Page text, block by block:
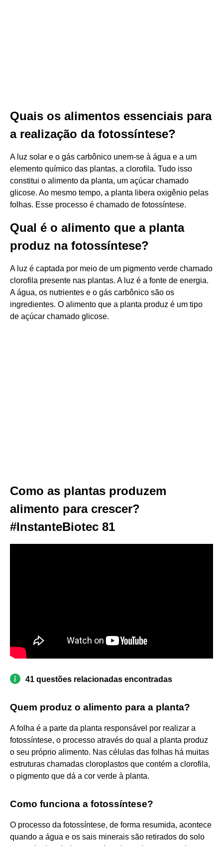
Quais os alimentos essenciais para
a realização da fotossíntese?
A luz solar e o gás carbônico unem-se à água e a um
elemento químico das plantas, a clorofila. Tudo isso
constitui o alimento da planta, um açúcar chamado
glicose. Ao mesmo tempo, a planta libera oxigênio pelas
folhas. Esse processo é chamado de fotossíntese.
Qual é o alimento que a planta
produz na fotossíntese?
A luz é captada por meio de um pigmento verde chamado
clorofila presente nas plantas. A luz é a fonte de energia.
A água, os nutrientes e o gás carbônico são os
ingredientes. O alimento que a planta produz é um tipo
de açúcar chamado glicose.
Como as plantas produzem
alimento para crescer?
#InstanteBiotec 81
41 questões relacionadas encontradas
Quem produz o alimento para a planta?
A folha é a parte da planta responsável por realizar a
fotossíntese, o processo através do qual a planta produz
o seu próprio alimento. Nas células das folhas há muitas
estruturas chamadas cloroplastos que contém a clorofila,
o pigmento que dá a cor verde à planta.
Como funciona a fotossíntese?
O processo da fotossíntese, de forma resumida, acontece
quando a água e os sais minerais são retirados do solo